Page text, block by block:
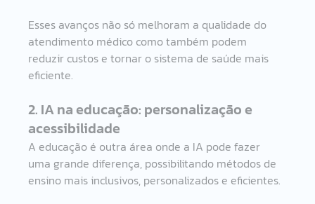
Esses avanços não só melhoram a qualidade do
atendimento médico como também podem
reduzir custos e tornar o sistema de saúde mais
eficiente.
2. IA na educação: personalização e
acessibilidade
A educação é outra área onde a IA pode fazer
uma grande diferença, possibilitando métodos de
ensino mais inclusivos, personalizados e eficientes.